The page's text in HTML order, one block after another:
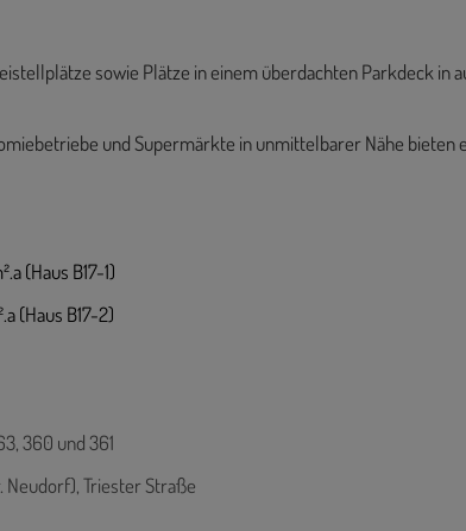
sowie Plätze in einem überdachten Parkdeck in
und Supermärkte in unmittelbarer Nähe
(Haus B17-1)
(Haus B17-2)
360 und 361
Neudorf), Triester Straße